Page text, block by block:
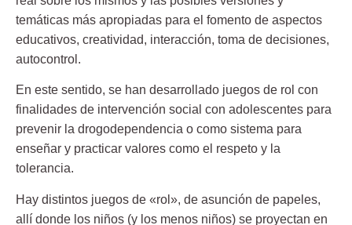
temáticas más apropiadas para el fomento de aspectos
educativos, creatividad, interacción, toma de decisiones,
autocontrol.
En este sentido, se han desarrollado juegos de rol con
finalidades de intervención social con adolescentes para
prevenir la drogodependencia o como sistema para
enseñar y practicar valores como el respeto y la
tolerancia.
Hay distintos juegos de «rol», de asunción de papeles,
allí donde los niños (y los menos niños) se proyectan en